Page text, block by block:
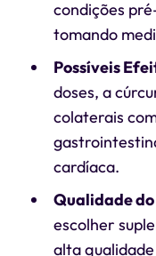
condições
tomando
Possíveis
doses, a
colaterais
cardíaca.
Qualidade
escolher
alta